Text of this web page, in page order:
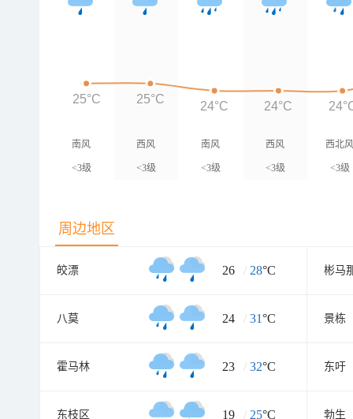
南风
<3级
西风
<3级
南风
<3级
西风
<3级
西北
<3级
25°C 25°C
24°C 24°C
周边地区
皎漂 26 / 28°C 彬马
八莫 24 / 31°C 景栋
霍马林 23 / 32°C 东吁
东枝区 19 / 25°C 勃生